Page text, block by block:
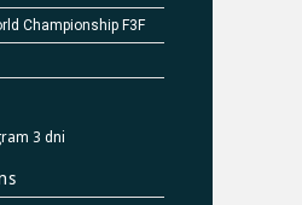
Championship F3F
3 dni